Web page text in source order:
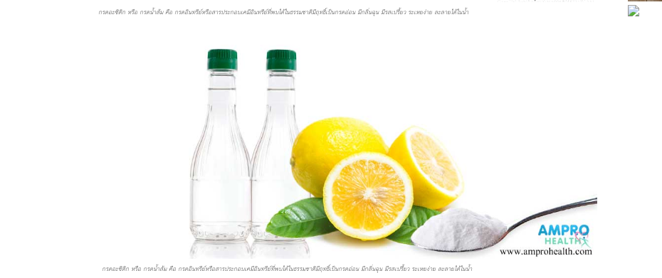
กรดอะซิติก หรือ กรดน้ำส้ม คือ กรดอินทรีย์หรือสารประกอบเคมีอินทรีย์ที่พบได้ในธรรมชาติมีฤทธิ์เป็นกรดอ่อน มีกลิ่นฉุน มีรสเปรี้ยว ระเหยง่าย ละลายได้ในน้ำ
กรดอะซิติก หรือ กรดน้ำส้ม คือ กรดอินทรีย์หรือสารประกอบเคมีอินทรีย์ที่พบได้ในธรรมชาติมีฤทธิ์เป็นกรดอ่อน มีกลิ่นฉุน มีรสเปรี้ยว ระเหยง่าย ละลายได้ในน้ำ